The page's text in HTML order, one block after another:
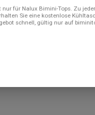
nur für Nalux Bimini-Tops. Zu
Sie eine kostenlose
schnell, gültig nur auf